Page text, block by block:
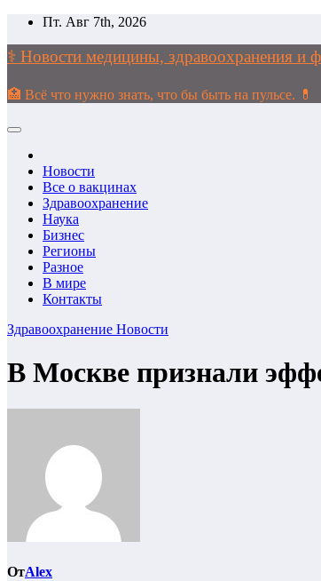
Перейти
содержимому
Пт. Авг 7th, 2026
⚕️ Новости медицины,
🏥 Всё что нужно знать, что бы быть на пульсе. 💊
Новости
Все о вакцинах
Здравоохранение
Наука
Бизнес
Регионы
Разное
В мире
Контакты
Здравоохранение Новости
В Москве признали
ОтAlex